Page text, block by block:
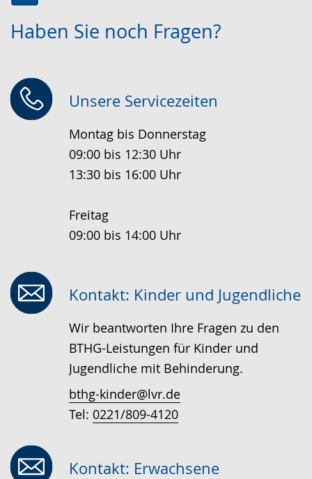
Haben Sie noch Fragen?
Leichten
wechseln.
Audio-
Video
Deutscher
Gebärdensprache
wird
Unsere Servicezeiten
Montag bis Donnerstag
09:00 bis 12:30 Uhr
13:30 bis 16:00 Uhr
Freitag
09:00 bis 14:00 Uhr
Kontakt: Kinder und Jugendliche
Wir beantworten Ihre Fragen zu den
BTHG-Leistungen für Kinder und
Jugendliche mit Behinderung.
bthg-kinder@lvr.de
Tel: 0221/809-4120
Kontakt: Erwachsene